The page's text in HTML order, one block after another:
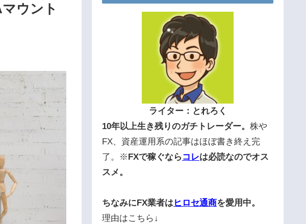
ウント
ライター：とれろく
10年以上生き残りのガチトレーダー。 株や
FX、資産運用系の記事はほぼ書き終え完
了。※ FXで稼ぐなら コレは必読なのでオス
スメ。
ちなみにFX業者はヒロセ通商を愛用中。
理由はこちら↓